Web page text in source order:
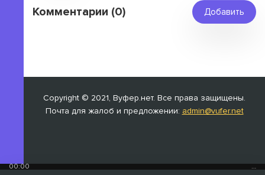
Комментарии (0) Добавить
Copyright © 2021, Вуфер.нет. Все права защищены.
Почта для жалоб и предложении: admin@vufer.net
00:00 …